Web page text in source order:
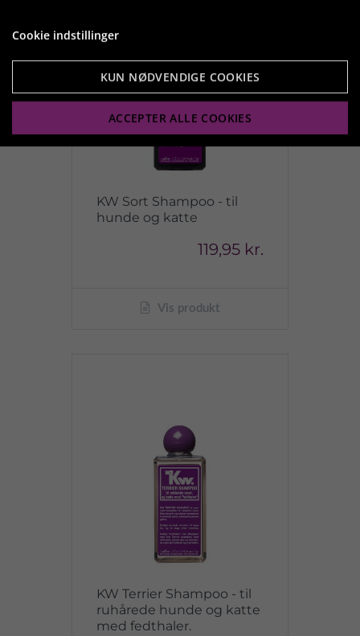
KW Sort Shampoo - til
hunde og katte
119,95 kr.
Vis produkt
KW Terrier Shampoo - til
ruhårede hunde og katte
med fedthaler.
Cookie indstillinger
KUN NØDVENDIGE COOKIES
ACCEPTER ALLE COOKIES